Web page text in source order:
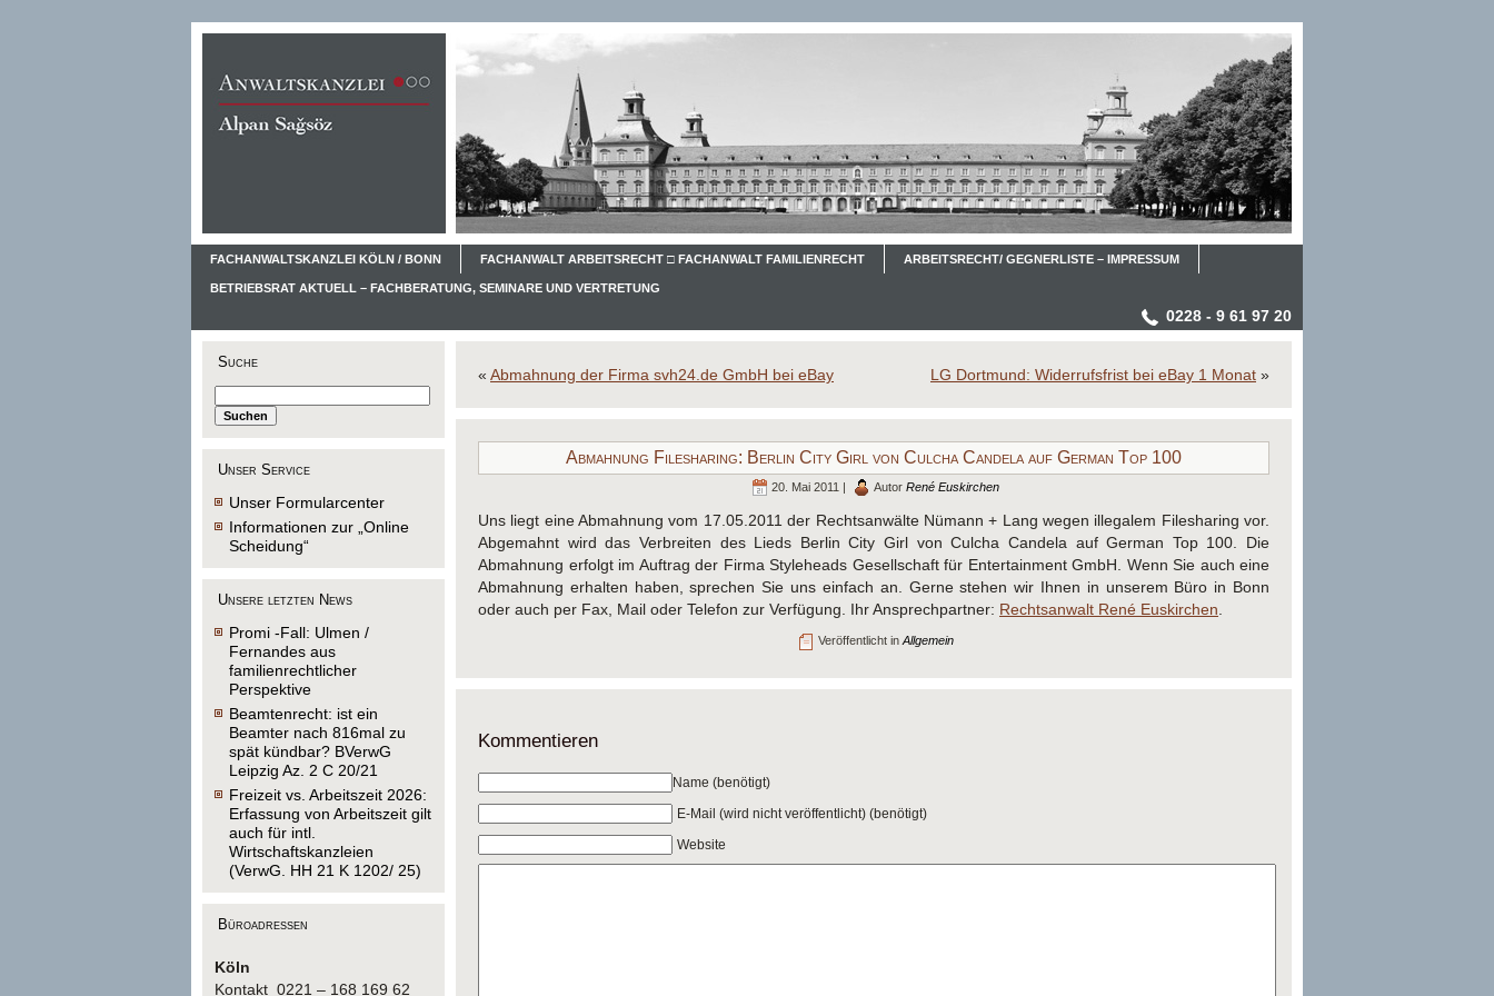
FACHANWALTSKANZLEI KÖLN / BONN FACHANWALT ARBEITSRECHT □ FACHANWALT FAMILIENRECHT ARBEITSRECHT/ GEGNERLISTE – IMPRESSUM
BETRIEBSRAT AKTUELL – FACHBERATUNG, SEMINARE UND VERTRETUNG
0228 - 9 61 97 20
Suche
Unser Service
Unser Formularcenter
Informationen zur „Online
Scheidung“
Unsere letzten News
Promi -Fall: Ulmen /
Fernandes aus
familienrechtlicher
Perspektive
Beamtenrecht: ist ein
Beamter nach 816mal zu
spät kündbar? BVerwG
Leipzig Az. 2 C 20/21
Freizeit vs. Arbeitszeit 2026:
Erfassung von Arbeitszeit gilt
auch für intl.
Wirtschaftskanzleien
(VerwG. HH 21 K 1202/ 25)
Büroadressen
Köln
Kontakt 0221 – 168 169 62
« Abmahnung der Firma svh24.de GmbH bei eBay LG Dortmund: Widerrufsfrist bei eBay 1 Monat »
Abmahnung Filesharing: Berlin City Girl von Culcha Candela auf German Top 100
20. Mai 2011 | Autor René Euskirchen
Uns liegt eine Abmahnung vom 17.05.2011 der Rechtsanwälte Nümann + Lang wegen illegalem Filesharing vor.
Abgemahnt wird das Verbreiten des Lieds Berlin City Girl von Culcha Candela auf German Top 100. Die
Abmahnung erfolgt im Auftrag der Firma Styleheads Gesellschaft für Entertainment GmbH. Wenn Sie auch eine
Abmahnung erhalten haben, sprechen Sie uns einfach an. Gerne stehen wir Ihnen in unserem Büro in Bonn
oder auch per Fax, Mail oder Telefon zur Verfügung. Ihr Ansprechpartner: Rechtsanwalt René Euskirchen.
Veröffentlicht inAllgemein
Kommentieren
Name (benötigt)
E-Mail (wird nicht veröffentlicht) (benötigt)
Website